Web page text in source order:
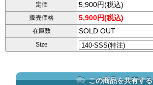
定価 5,900円(税込)
販売価格 5,900円(税込)
在庫数 SOLD OUT
Size
この商品を共有する